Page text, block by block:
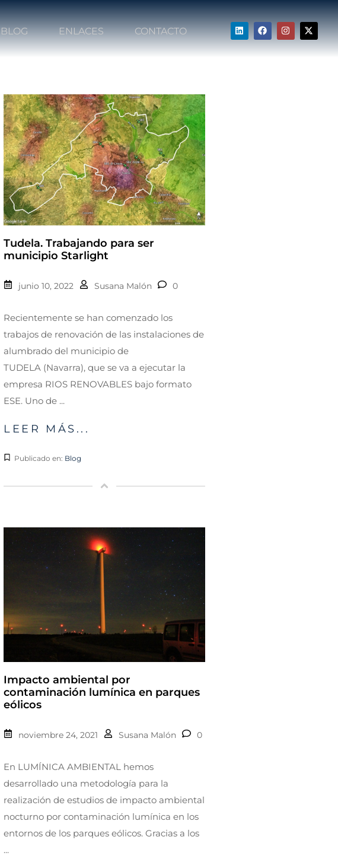
BLOG ENLACES CONTACTO
Tudela. Trabajando para ser
municipio Starlight
junio 10, 2022 Susana Malón 0
Recientemente se han comenzado los
trabajos de renovación de las instalaciones de
alumbrado del municipio de
TUDELA (Navarra), que se va a ejecutar la
empresa RIOS RENOVABLES bajo formato
ESE. Uno de ...
LEER MÁS...
Publicado en: Blog
Impacto ambiental por
contaminación lumínica en parques
eólicos
noviembre 24, 2021 Susana Malón 0
En LUMÍNICA AMBIENTAL hemos
desarrollado una metodología para la
realización de estudios de impacto ambiental
nocturno por contaminación lumínica en los
entornos de los parques eólicos. Gracias a los
...